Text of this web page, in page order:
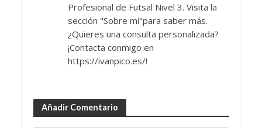
Profesional de Futsal Nivel 3. Visita la
sección "Sobre mí"para saber más.
¿Quieres una consulta personalizada?
¡Contacta conmigo en
https://ivanpico.es/!
Añadir Comentario